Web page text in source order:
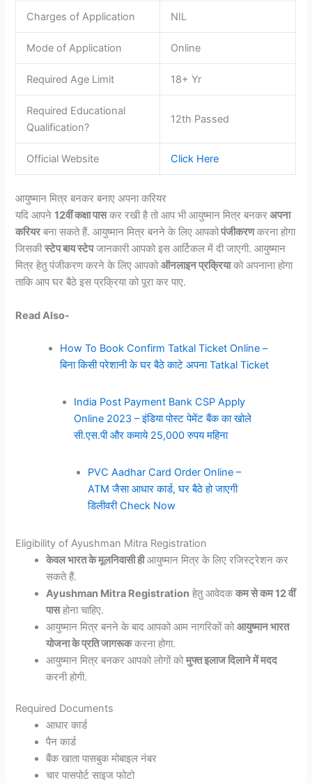
Charges of Application NIL
Mode of Application Online
Required Age Limit 18+ Yr
Required Educational
Qualification?
12th Passed
Official Website Click Here
आयुष्मान मित्र बनकर बनाए अपना करियर
यदि आपने12वीं कक्षा पासकर रखी है तो आप भी आयुष्मान मित्र बनकरअपना
करियरबना सकते हैं. आयुष्मान मित्र बनने के लिए आपकोपंजीकरणकरना होगा
जिसकीस्टेप बाय स्टेपजानकारी आपको इस आर्टिकल में दी जाएगी. आयुष्मान
मित्र हेतु पंजीकरण करने के लिए आपकोऑनलाइन प्रक्रियाको अपनाना होगा
ताकि आप घर बैठे इस प्रक्रिया को पूरा कर पाए.
Read Also-
How To Book Confirm Tatkal Ticket Online –
बिना किसी परेशानी के घर बैठे काटे अपना Tatkal Ticket
India Post Payment Bank CSP Apply
Online 2023 – इंडिया पोस्ट पेमेंट बैंक का खोले
सी.एस.पी और कमाये 25,000 रुपय महिना
PVC Aadhar Card Order Online –
ATM जैसा आधार कार्ड, घर बैठे हो जाएगी
डिलीवरी Check Now
Eligibility of Ayushman Mitra Registration
केवल भारत के मूलनिवासी हीआयुष्मान मित्र के लिए रजिस्ट्रेशन कर
सकते हैं.
Ayushman Mitra Registration हेतु आवेदककम से कम 12 वीं
पासहोना चाहिए.
आयुष्मान मित्र बनने के बाद आपको आम नागरिकों कोआयुष्मान भारत
योजना के प्रति जागरूककरना होगा.
आयुष्मान मित्र बनकर आपको लोगों कोमुफ्त इलाज दिलाने में मदद
करनी होगी.
Required Documents
आधार कार्ड
पैन कार्ड
बैंक खाता पासबुक मोबाइल नंबर
चार पासपोर्ट साइज फोटो